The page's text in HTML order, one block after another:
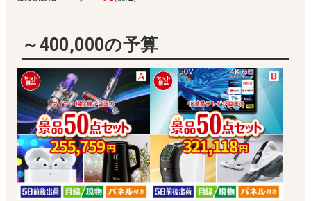
～400,000の予算